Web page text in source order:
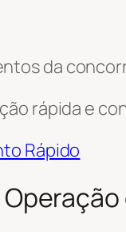
da
rápida e
Rápido